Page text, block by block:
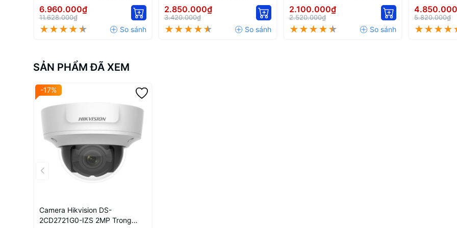
IDS-7216HQHI-M1/FA
6.960.000₫
11.628.000₫
7208HQHI-M1/FA
2.850.000₫
3.420.000₫
7204HQHI-M1/FA
2.100.000₫
2.520.000₫
iDS-
5.820.000₫
SẢN PHẨM ĐÃ XEM
-17%
Camera Hikvision DS-
2CD2721G0-IZS 2MP Trong